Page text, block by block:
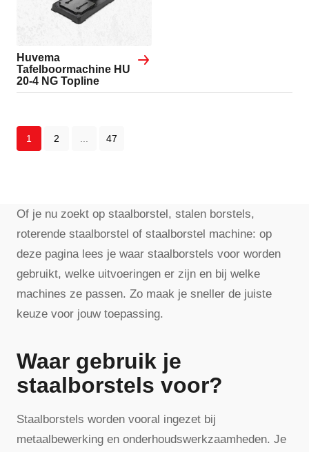
Huvema
Tafelboormachine HU
20-4 NG Topline
1 2 47
Of je nu zoekt op staalborstel, stalen borstels,
roterende staalborstel of staalborstel machine: op
deze pagina lees je waar staalborstels voor worden
gebruikt, welke uitvoeringen er zijn en bij welke
machines ze passen. Zo maak je sneller de juiste
keuze voor jouw toepassing.
Waar gebruik je
staalborstels voor?
Staalborstels worden vooral ingezet bij
metaalbewerking en onderhoudswerkzaamheden. Je